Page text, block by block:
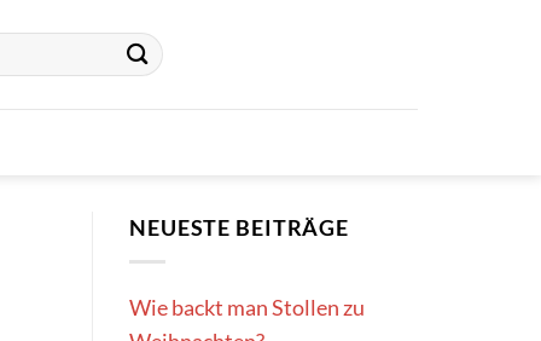
NEUESTE BEITRÄGE
Wie backt man Stollen zu